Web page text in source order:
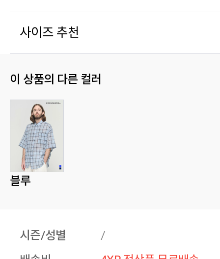
사이즈 추천
이 상품의 다른 컬러
블루
시즌/성별
/